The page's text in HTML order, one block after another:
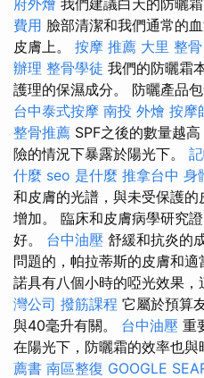
府外燴 我們建議白天的防曬
費用 臉部清潔和我們通常的
皮膚上。 按摩 推薦 大里 整骨
辦理 整骨學徒 我們的防曬霜
護理的保濕成分。 防曬產品
台中泰式按摩 南投 外燴 按摩
整骨推薦 SPF之後的數量越
險的情況下暴露於陽光下。
什麼 seo 是什麼 推拿台中 身
和皮膚的光譜，與未受保護
增加。 臨床和皮膚病學研究
好。 台中油壓 舒緩和抗炎的
問題的，帕拉蒂斯的皮膚和適
諾具有八個小時的啞光效果，
灣公司 撥筋課程 它屬於預算
與40毫升有關。 台中油壓 重
在陽光下，防曬霜的效率也與
薦書 南區整復 GOOGLE